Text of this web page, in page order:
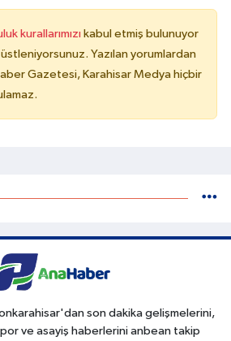
kurallarımızı kabul etmiş bulunuyor
Yazılan yorumlardan
Gazetesi, Karahisar Medya hiçbir
son dakika gelişmelerini,
ve asayiş haberlerini anbean takip